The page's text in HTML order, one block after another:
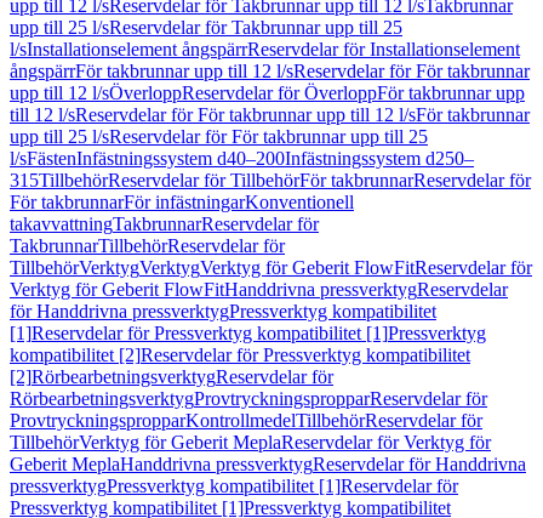
upp till 12 l/sReservdelar för Takbrunnar upp till 12 l/sTakbrunnar
upp till 25 l/sReservdelar för Takbrunnar upp till 25
l/sInstallationselement ångspärrReservdelar för Installationselement
ångspärrFör takbrunnar upp till 12 l/sReservdelar för För takbrunnar
upp till 12 l/sÖverloppReservdelar för ÖverloppFör takbrunnar upp
till 12 l/sReservdelar för För takbrunnar upp till 12 l/sFör takbrunnar
upp till 25 l/sReservdelar för För takbrunnar upp till 25
l/sFästenInfästningssystem d40–200Infästningssystem d250–
315TillbehörReservdelar för TillbehörFör takbrunnarReservdelar för
För takbrunnarFör infästningarKonventionell
takavvattningTakbrunnarReservdelar för
TakbrunnarTillbehörReservdelar för
TillbehörVerktygVerktygVerktyg för Geberit FlowFitReservdelar för
Verktyg för Geberit FlowFitHanddrivna pressverktygReservdelar
för Handdrivna pressverktygPressverktyg kompatibilitet
[1]Reservdelar för Pressverktyg kompatibilitet [1]Pressverktyg
kompatibilitet [2]Reservdelar för Pressverktyg kompatibilitet
[2]RörbearbetningsverktygReservdelar för
RörbearbetningsverktygProvtryckningspropparReservdelar för
ProvtryckningspropparKontrollmedelTillbehörReservdelar för
TillbehörVerktyg för Geberit MeplaReservdelar för Verktyg för
Geberit MeplaHanddrivna pressverktygReservdelar för Handdrivna
pressverktygPressverktyg kompatibilitet [1]Reservdelar för
Pressverktyg kompatibilitet [1]Pressverktyg kompatibilitet